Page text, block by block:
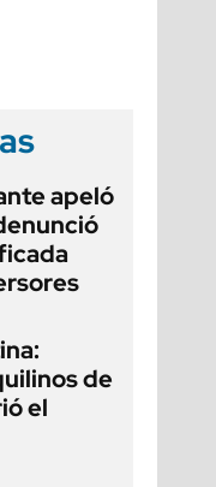
apeló
de
el